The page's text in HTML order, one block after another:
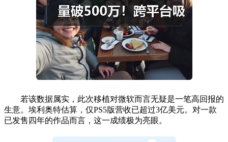
若该数据属实，此次移植对微软而言无疑是一笔高回报的
生意。埃利奥特估算，仅PS5版营收已超过3亿美元。对一款
已发售四年的作品而言，这一成绩极为亮眼。